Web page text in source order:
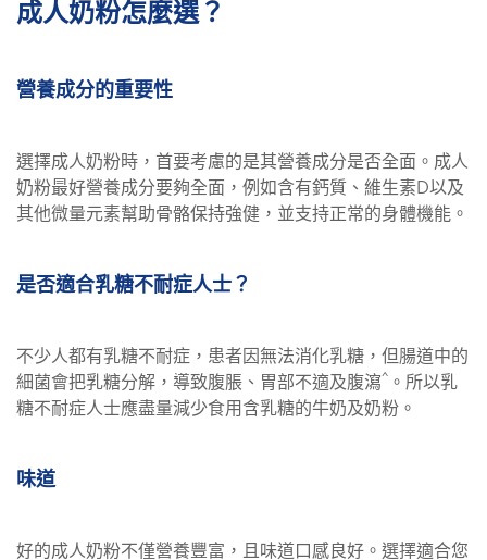
成人奶粉怎麼選？
營養成分的重要性
選擇成人奶粉時，首要考慮的是其營養成分是否全面。成人
奶粉最好營養成分要夠全面，例如含有鈣質、維生素D以及
其他微量元素幫助骨骼保持強健，並支持正常的身體機能。
是否適合乳糖不耐症人士？
不少人都有乳糖不耐症，患者因無法消化乳糖，但腸道中的
細菌會把乳糖分解，導致腹脹、胃部不適及腹瀉^ 。所以乳
糖不耐症人士應盡量減少食用含乳糖的牛奶及奶粉。
味道
好的成人奶粉不僅營養豐富，且味道口感良好。選擇適合您